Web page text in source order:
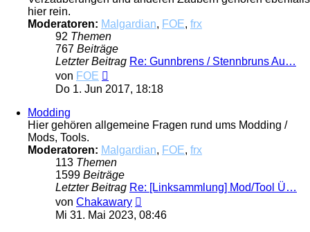
hier rein.
Moderatoren: Malgardian, FOE, frx
92 Themen
767 Beiträge
Letzter Beitrag Re: Gunnbrens / Stennbruns Au…
von FOE
Beitrag
Do 1. Jun 2017, 18:18
Modding
Hier gehören allgemeine Fragen rund ums Modding /
Mods, Tools.
Moderatoren: Malgardian, FOE, frx
113 Themen
1599 Beiträge
Letzter Beitrag Re: [Linksammlung] Mod/Tool Ü…
von Chakawary
Beitrag
Mi 31. Mai 2023, 08:46